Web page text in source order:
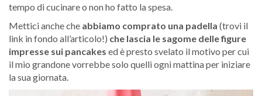
tempo di cucinare o non ho fatto la spesa.
Mettici anche che abbiamo comprato una padella (trovi il
link in fondo all’articolo!) che lascia le sagome delle figure
impresse sui pancakes ed è presto svelato il motivo per cui
il mio grandone vorrebbe solo quelli ogni mattina per iniziare
la sua giornata.